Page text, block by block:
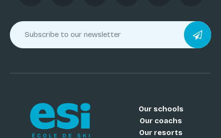
Our schools
Our coachs
Our resorts